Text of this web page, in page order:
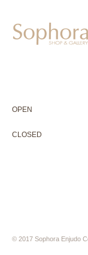
OPEN
CLOSED
© 2017 Sophora Enjudo